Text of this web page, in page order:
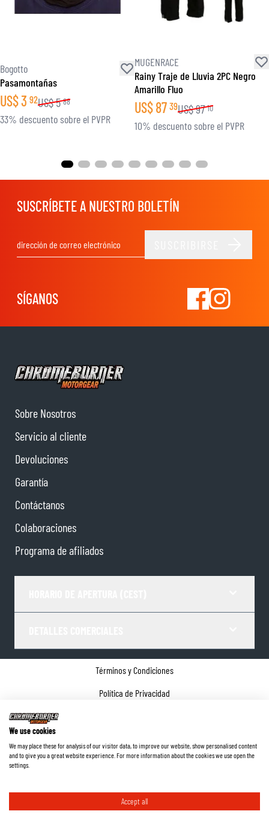
Bogotto
Pasamontañas
US$3 92US$5 88
33% descuento sobre el PVPR
MUGENRACE
Rainy Traje de Lluvia 2PC Negro
Amarillo Fluo
US$87 39US$97 10
10% descuento sobre el PVPR
SUSCRÍBETE A NUESTRO BOLETÍN
SÍGANOS
Sobre Nosotros
Servicio al cliente
Devoluciones
Garantía
Contáctanos
Colaboraciones
Programa de afiliados
Términos y Condiciones
Política de Privacidad
©2026ChromeBurner - Todos los derechos reservados.
We use cookies
We may place these for analysis of our visitor data, to improve our website, show personalised content
and to give you a great website experience. For more information about the cookies we use open the
settings.
Accept all